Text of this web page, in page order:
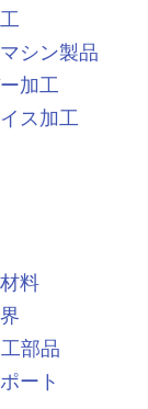
シン製品
加工
ス加工
料
部品
ート